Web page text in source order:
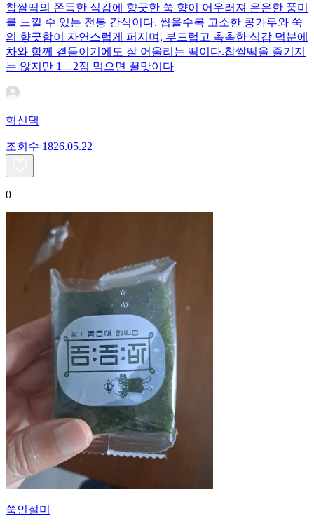
찹쌀떡의 쫀득한 식감에 향긋한 쑥 향이 어우러져 은은한 풍미
를 느낄 수 있는 전통 간식이다. 씹을수록 고소한 콩가루와 쑥
의 향긋함이 자연스럽게 퍼지며, 부드럽고 촉촉한 식감 덕분에
차와 함께 곁들이기에도 잘 어울리는 떡이다.찹쌀떡을 즐기지
는 않지만 1ㅡ2점 먹으면 꿀맛이다
혁신댁
조회수 1826.05.22
0
쑥인절미